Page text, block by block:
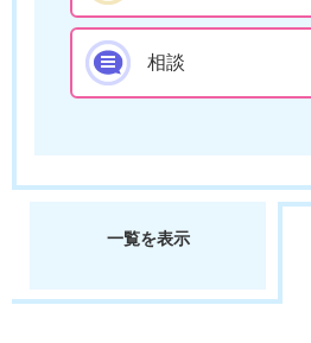
相談
一覧を表示